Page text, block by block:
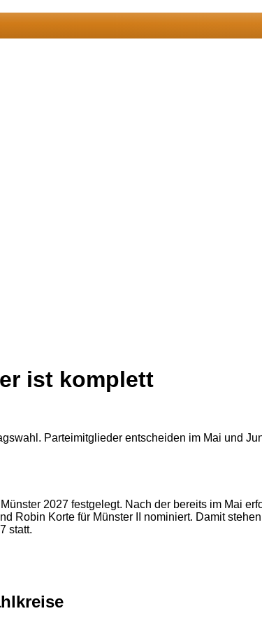
ist komplett
2027 festgelegt. Nach der bereits im Mai
Robin Korte für Münster II nominiert. Damit
statt.